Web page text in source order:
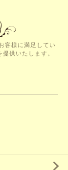
客様に満足してい
供いたします。